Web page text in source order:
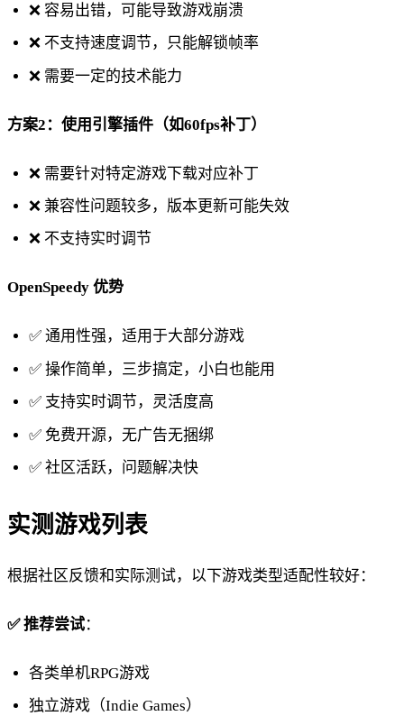
❌ 容易出错，可能导致游戏崩溃
❌ 不支持速度调节，只能解锁帧率
❌ 需要一定的技术能力
方案2：使用引擎插件（如60fps补丁）
❌ 需要针对特定游戏下载对应补丁
❌ 兼容性问题较多，版本更新可能失效
❌ 不支持实时调节
OpenSpeedy 优势
✅ 通用性强，适用于大部分游戏
✅ 操作简单，三步搞定，小白也能用
✅ 支持实时调节，灵活度高
✅ 免费开源，无广告无捆绑
✅ 社区活跃，问题解决快
实测游戏列表
根据社区反馈和实际测试，以下游戏类型适配性较好：
✅ 推荐尝试：
各类单机RPG游戏
独立游戏（Indie Games）